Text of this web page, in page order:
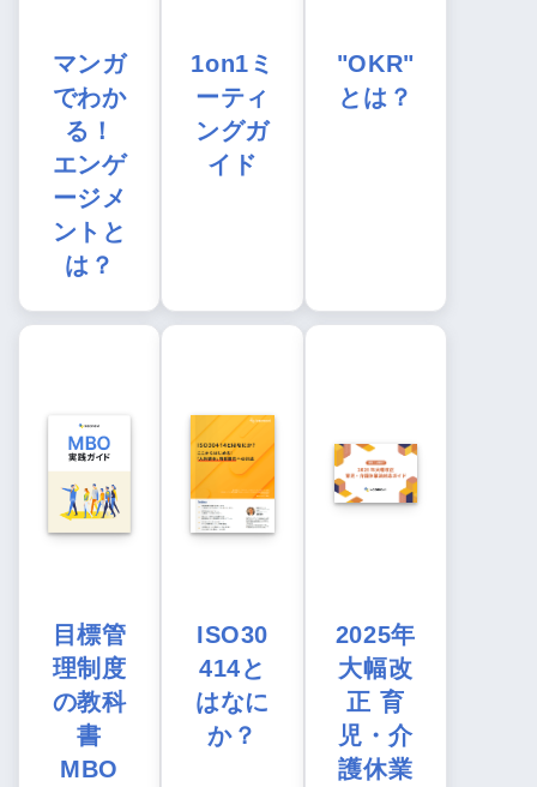
マンガ
でわか
る！
エンゲ
ージメ
ントと
は？
1on1ミ
ーティ
ングガ
イド
"OKR"
とは？
目標管
理制度
の教科
書
MBO
ISO30
414と
はなに
か？
2025年
大幅改
正 育
児・介
護休業